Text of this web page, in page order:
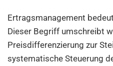
Ertragsmanagement
Dieser Begriff umschreibt
Preisdifferenzierung zur
systematische Steuerung